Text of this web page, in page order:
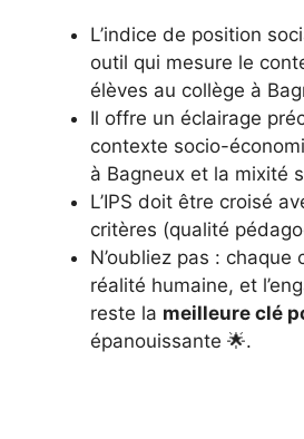
L’indice de position
outil qui mesure le
élèves au collège à
Il offre un éclairage
contexte socio-
à Bagneux et la mixité
L’IPS doit être croisé
critères (qualité
N’oubliez pas : chaque
réalité humaine, et
reste la meilleure clé
épanouissante 🌟.